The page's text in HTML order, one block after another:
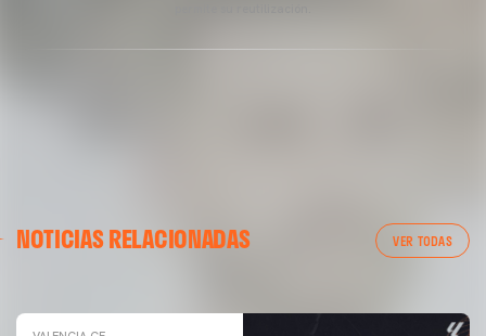
NOTICIAS RELACIONADAS VER TODAS
ENTRENAMIENTO DEL VALENCIA CF 04/03/26